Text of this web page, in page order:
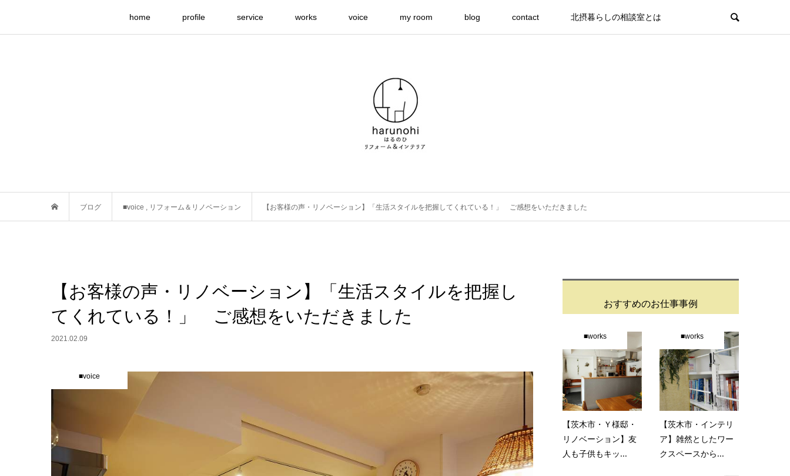
home profile service works voice my room blog contact 北摂暮らしの相談室とは
ブログ ■voice , リフォーム＆リノベーション 【お客様の声・リノベーション】「生活スタイルを把握してくれている！」 ご感想をいただきました
【お客様の声・リノベーション】「生活スタイルを把握し
てくれている！」 ご感想をいただきました
2021.02.09
■voice
おすすめのお仕事事例
■works
【茨木市・Ｙ様邸・
リノベーション】友
人も子供もキッ...
■works
【茨木市・インテリ
ア】雑然としたワー
クスペースから...